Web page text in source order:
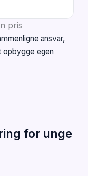
pris
ansvar,
opbygge egen
for unge